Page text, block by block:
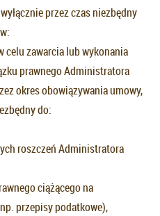
przez czas niezbędny
celu zawarcia lub wykonania
prawnego Administratora
okres obowiązywania umowy,
do:
roszczeń Administratora
ciążącego na
przepisy podatkowe),